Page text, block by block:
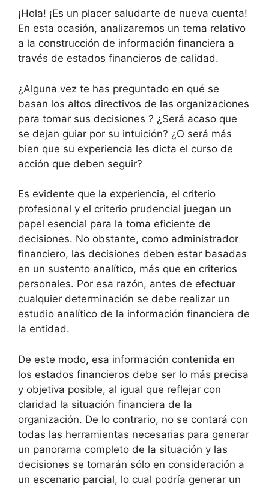
¡Hola! ¡Es un placer saludarte de nueva cuenta!
En esta ocasión, analizaremos un tema relativo
a la construcción de información financiera a
través de estados financieros de calidad.
¿Alguna vez te has preguntado en qué se
basan los altos directivos de las organizaciones
para tomar sus decisiones ? ¿Será acaso que
se dejan guiar por su intuición? ¿O será más
bien que su experiencia les dicta el curso de
acción que deben seguir?
Es evidente que la experiencia, el criterio
profesional y el criterio prudencial juegan un
papel esencial para la toma eficiente de
decisiones. No obstante, como administrador
financiero, las decisiones deben estar basadas
en un sustento analítico, más que en criterios
personales. Por esa razón, antes de efectuar
cualquier determinación se debe realizar un
estudio analítico de la información financiera de
la entidad.
De este modo, esa información contenida en
los estados financieros debe ser lo más precisa
y objetiva posible, al igual que reflejar con
claridad la situación financiera de la
organización. De lo contrario, no se contará con
todas las herramientas necesarias para generar
un panorama completo de la situación y las
decisiones se tomarán sólo en consideración a
un escenario parcial, lo cual podría generar un